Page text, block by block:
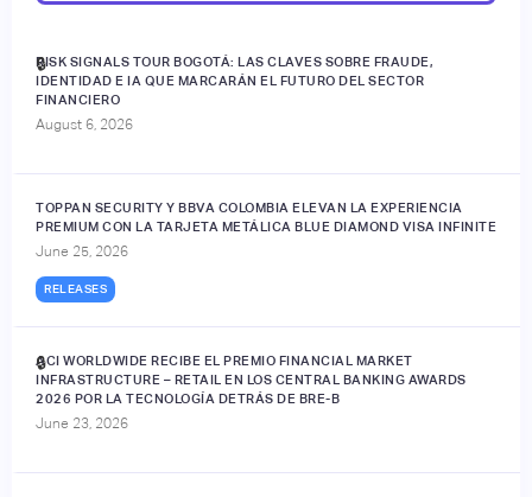
RISK SIGNALS TOUR BOGOTÁ: LAS CLAVES SOBRE FRAUDE,
IDENTIDAD E IA QUE MARCARÁN EL FUTURO DEL SECTOR
FINANCIERO
August 6, 2026
🔒
TOPPAN SECURITY Y BBVA COLOMBIA ELEVAN LA EXPERIENCIA
PREMIUM CON LA TARJETA METÁLICA BLUE DIAMOND VISA INFINITE
June 25, 2026
RELEASES
ACI WORLDWIDE RECIBE EL PREMIO FINANCIAL MARKET
INFRASTRUCTURE – RETAIL EN LOS CENTRAL BANKING AWARDS
2026 POR LA TECNOLOGÍA DETRÁS DE BRE-B
June 23, 2026
🔒